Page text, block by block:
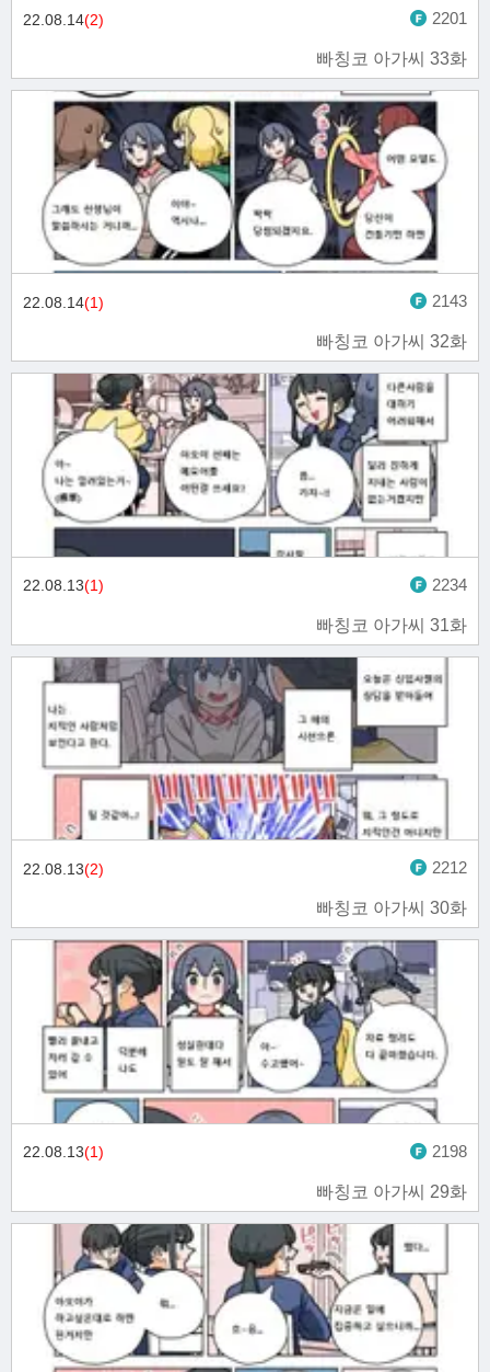
빠칭코 아가씨 33화
22.08.14(2) 2201
빠칭코 아가씨 32화
22.08.14(1) 2143
빠칭코 아가씨 31화
22.08.13(1) 2234
빠칭코 아가씨 30화
22.08.13(2) 2212
빠칭코 아가씨 29화
22.08.13(1) 2198